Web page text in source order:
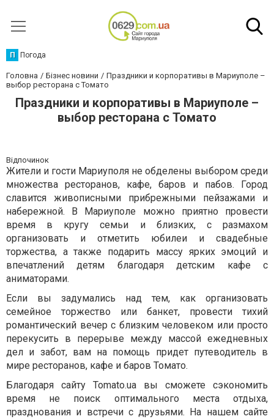
П Погода
Головна Бізнес новини
Праздники и корпоративы в Мариуполе –
выбор ресторана с Томато
Праздники и корпоративы в Мариуполе –
выбор ресторана с Томато
Відпочинок
Жители и гости Мариуполя не обделены выбором среди
множества ресторанов, кафе, баров и пабов. Город
славится живописными прибрежными пейзажами и
набережной. В Мариуполе можно приятно провести
время в кругу семьи и близких, с размахом
организовать и отметить юбилеи и свадебные
торжества, а также подарить массу ярких эмоций и
впечатлений детям благодаря детским кафе с
аниматорами.
Если вы задумались над тем, как организовать
семейное торжество или банкет, провести тихий
романтический вечер с близким человеком или просто
перекусить в перерыве между массой ежедневных
дел и забот, вам на помощь придет путеводитель в
мире ресторанов, кафе и баров Томато.
Благодаря сайту Tomato.ua вы сможете сэкономить
время не поиск оптимального места отдыха,
празднования и встречи с друзьями. На нашем сайте